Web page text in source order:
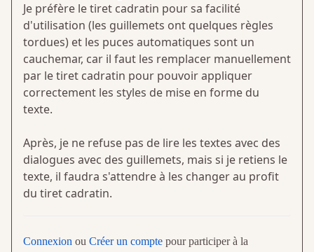
Je préfère le tiret cadratin pour sa facilité
d'utilisation (les guillemets ont quelques règles
tordues) et les puces automatiques sont un
cauchemar, car il faut les remplacer manuellement
par le tiret cadratin pour pouvoir appliquer
correctement les styles de mise en forme du
texte.
Après, je ne refuse pas de lire les textes avec des
dialogues avec des guillemets, mais si je retiens le
texte, il faudra s'attendre à les changer au profit
du tiret cadratin.
Connexion ou Créer un compte pour participer à la